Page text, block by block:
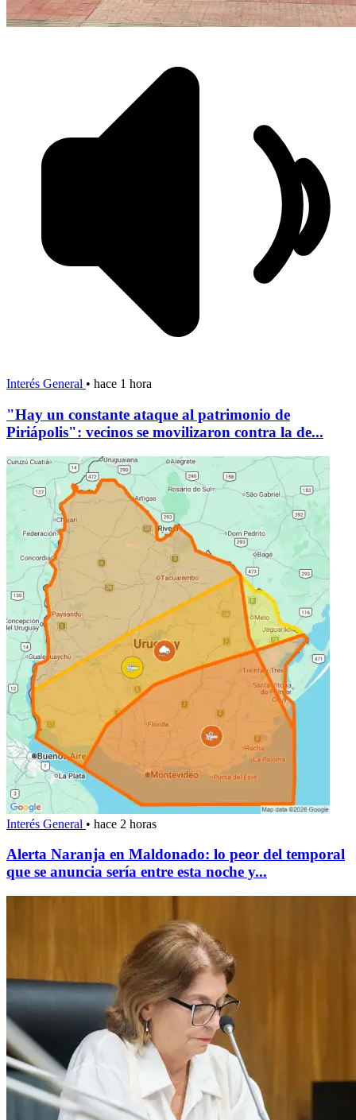
Interés General • hace 1 hora
"Hay un constante ataque al patrimonio de
Piriápolis": vecinos se movilizaron contra la de...
Interés General • hace 2 horas
Alerta Naranja en Maldonado: lo peor del temporal
que se anuncia sería entre esta noche y...